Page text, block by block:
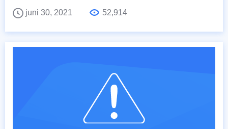
juni 30, 2021
52,914